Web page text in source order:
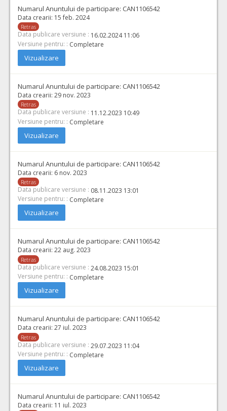
Numarul Anuntului de participare: CAN1106542
Data crearii: 15 feb. 2024
Retras
Data publicare versiune : 16.02.2024 11:06
Versiune pentru: : Completare
Vizualizare
Numarul Anuntului de participare: CAN1106542
Data crearii: 29 nov. 2023
Retras
Data publicare versiune : 11.12.2023 10:49
Versiune pentru: : Completare
Vizualizare
Numarul Anuntului de participare: CAN1106542
Data crearii: 6 nov. 2023
Retras
Data publicare versiune : 08.11.2023 13:01
Versiune pentru: : Completare
Vizualizare
Numarul Anuntului de participare: CAN1106542
Data crearii: 22 aug. 2023
Retras
Data publicare versiune : 24.08.2023 15:01
Versiune pentru: : Completare
Vizualizare
Numarul Anuntului de participare: CAN1106542
Data crearii: 27 iul. 2023
Retras
Data publicare versiune : 29.07.2023 11:04
Versiune pentru: : Completare
Vizualizare
Numarul Anuntului de participare: CAN1106542
Data crearii: 11 iul. 2023